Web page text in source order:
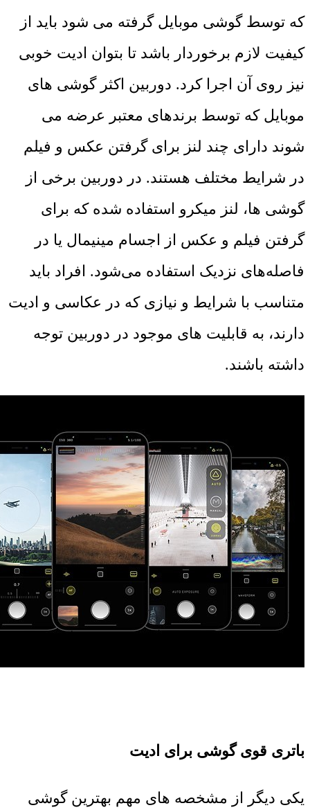
که توسط گوشی موبایل گرفته می شود باید از
کیفیت لازم برخوردار باشد تا بتوان ادیت خوبی
نیز روی آن اجرا کرد. دوربین اکثر گوشی های
موبایل که توسط برندهای معتبر عرضه می
شوند دارای چند لنز برای گرفتن عکس و فیلم
در شرایط مختلف هستند. در دوربین برخی از
گوشی ها، لنز میکرو استفاده شده که برای
گرفتن فیلم و عکس از اجسام مینیمال یا در
فاصله‌های نزدیک استفاده می‌شود. افراد باید
متناسب با شرایط و نیازی که در عکاسی و ادیت
دارند، به قابلیت های موجود در دوربین توجه
داشته باشند.
باتری قوی گوشی برای ادیت
یکی دیگر از مشخصه های مهم بهترین گوشی